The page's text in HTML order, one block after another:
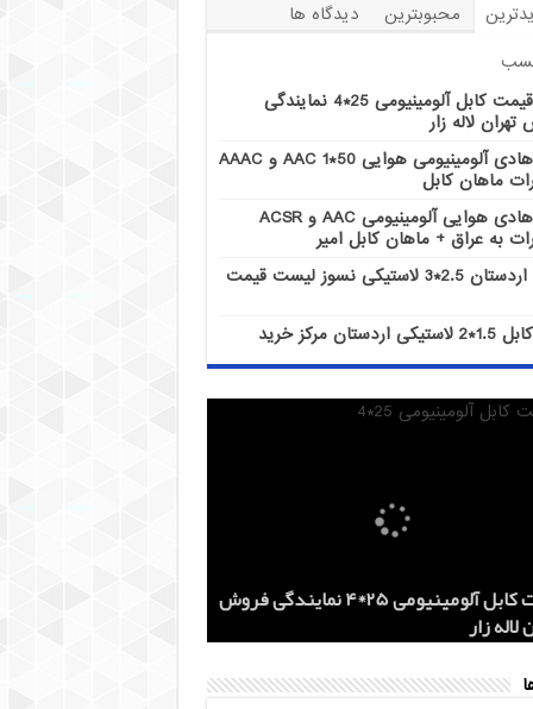
محبوبترین
دیدگاه ها
قیمت کابل آلومینیومی 25*4 نمایندگی
لاله زار
هادی آلومینیومی هوایی 50*1 AAC و AAAC
ماهان کابل
هادی هوایی آلومینیومی AAC و ACSR
به عراق + ماهان کابل امیر
کابل اردستان 2.5*3 لاستیکی نسوز لیست قیمت
کابل 1.5*2 لاستیکی اردستان مرکز خرید
قیمت کابل آلومینیومی 25*4 نمایندگی فروش
لاله زار
هادی آلومینیومی هوایی 50*1 AAC و AAAC
ماهان کابل
هادی هوایی آلومینیومی AAC و ACSR
به عراق + ماهان کابل امیر
کابل اردستان 2.5*3 لاستیکی نسوز لیست
روز